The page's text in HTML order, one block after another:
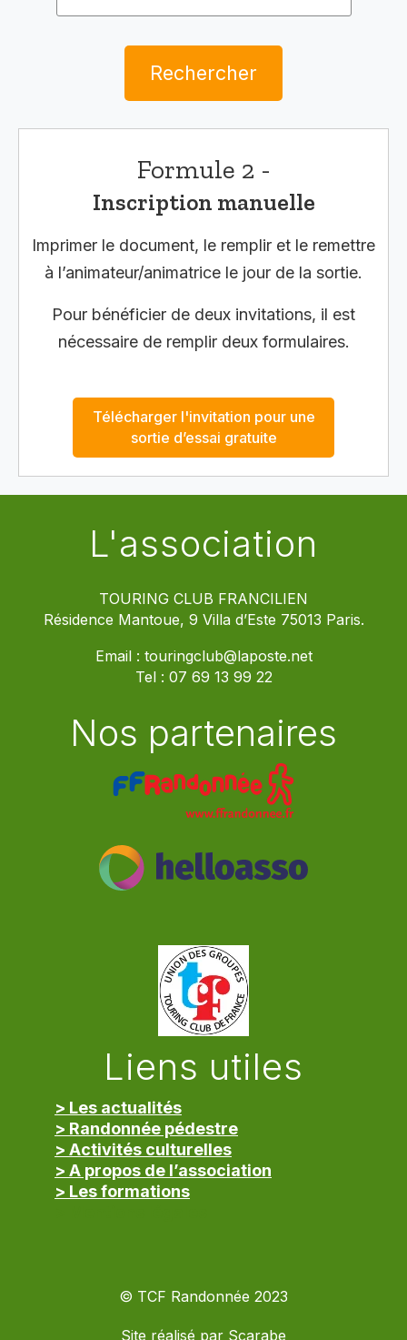
Rechercher
Formule 2 -
Inscription manuelle
Imprimer le document, le remplir et le remettre
à l’animateur/animatrice le jour de la sortie.
Pour bénéficier de deux invitations, il est
nécessaire de remplir deux formulaires.
Télécharger l'invitation pour une
sortie d’essai gratuite
L'association
TOURING CLUB FRANCILIEN
Résidence Mantoue, 9 Villa d’Este 75013 Paris.
Email : touringclub@laposte.net
Tel : 07 69 13 99 22
Nos partenaires
Liens utiles
> Les actualités
> Randonnée pédestre
> Activités culturelles
> A propos de l’association
> Les formations
© TCF Randonnée 2023
Site réalisé par Scarabe